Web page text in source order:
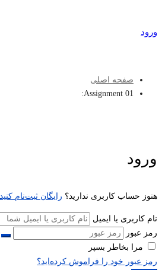
ورود
صفحه اصلی
Assignment 01:
ورود
هنوز حساب کاربری ندارید؟ رایگان ثبت‌نام کنید
نام کاربری یا ایمیل
رمز عبور
مرا بخاطر بسپر
رمز عبور خود را فراموش کرده‌اید؟